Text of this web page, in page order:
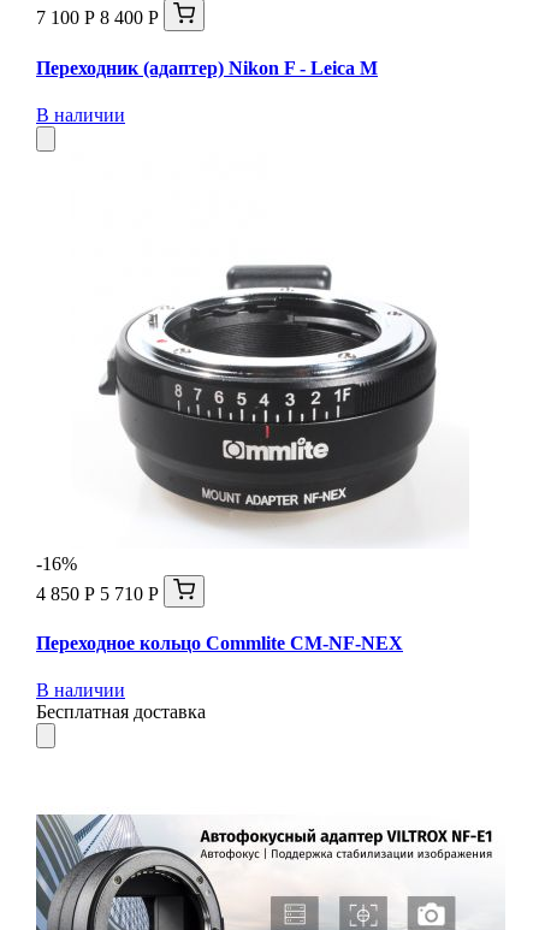
7 100 Р 8 400 Р
Переходник (адаптер) Nikon F - Leica М
В наличии
-16%
4 850 Р 5 710 Р
Переходное кольцо Commlite CM-NF-NEX
В наличии
Бесплатная доставка